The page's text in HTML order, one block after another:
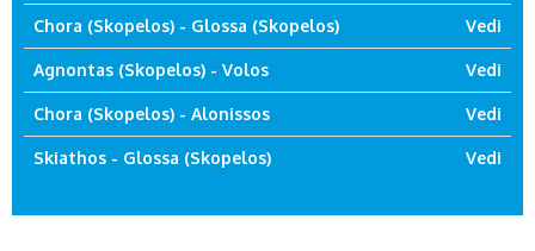
Chora (Skopelos) - Glossa (Skopelos) Vedi
Agnontas (Skopelos) - Volos Vedi
Chora (Skopelos) - Alonissos Vedi
Skiathos - Glossa (Skopelos) Vedi